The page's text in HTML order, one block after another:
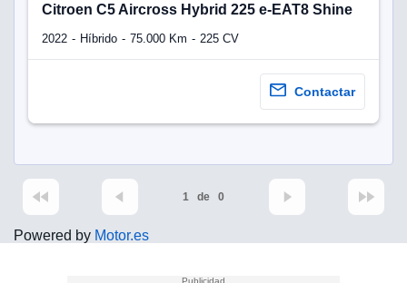
Citroen C5 Aircross Hybrid 225 e-EAT8 Shine
2022 Híbrido 75.000 Km 225 CV
Contactar
1 de 0
Powered by Motor.es